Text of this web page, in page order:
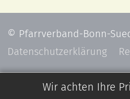
Wir achten Ihre
© Pfarrverband-Bonn-
Datenschutzerklärung